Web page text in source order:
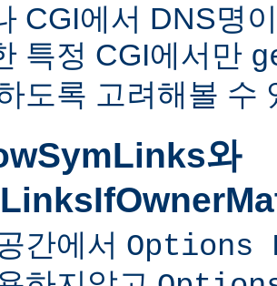
CGI에서 DNS명
특정 CGI에서만
도록 고려해볼 수
와
간에서 Options